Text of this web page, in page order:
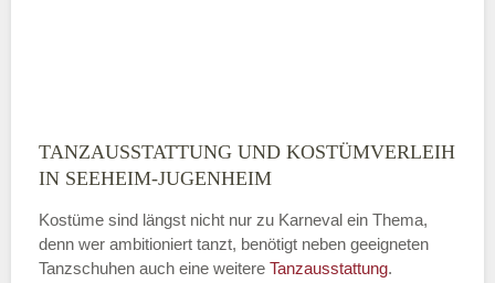
TANZAUSSTATTUNG UND KOSTÜMVERLEIH
IN SEEHEIM-JUGENHEIM
Kostüme sind längst nicht nur zu Karneval ein Thema,
denn wer ambitioniert tanzt, benötigt neben geeigneten
Tanzschuhen auch eine weitere Tanzausstattung.